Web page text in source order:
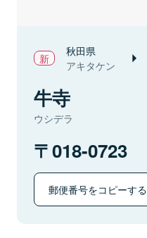
秋田県
アキタケン
牛寺
ウシデラ
018-0723
郵便番号をコピーする